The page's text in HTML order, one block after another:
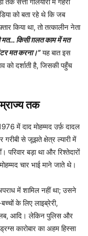
को बता रहे थे कि जब
किया था, तो तत्कालीन नेता
मत… किसी ग़लत काम में मत
मत करना।” यह बात इस
दर्शाती है, जिसकी पहुँच
तक
में दाद मोहम्मद उर्फ़ दादल
से जूझते क्षेत्र ल्यारी में
परिवार बड़ा था और रिश्तेदारों
चार भाई माने जाते थे।
में शामिल नहीं था; उसने
के लिए लाइब्रेरी,
आदि। लेकिन पुलिस और
कारोबार का अहम हिस्सा